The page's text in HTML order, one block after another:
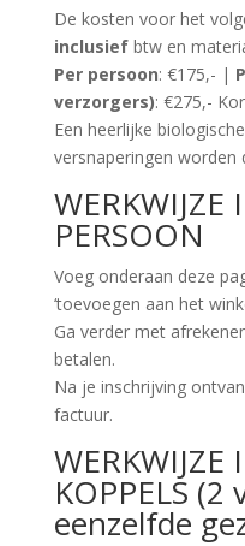
De kosten voor het
inclusiefbtw en
Per persoon: €175,- |
verzorgers): €275,-
Een heerlijke
versnaperingen worden
WERKWIJZE
PERSOON
Voeg onderaan deze
‘toevoegen aan het
Ga verder met
betalen.
Na je inschrijving
factuur.
WERKWIJZE
KOPPELS
eenzelfde